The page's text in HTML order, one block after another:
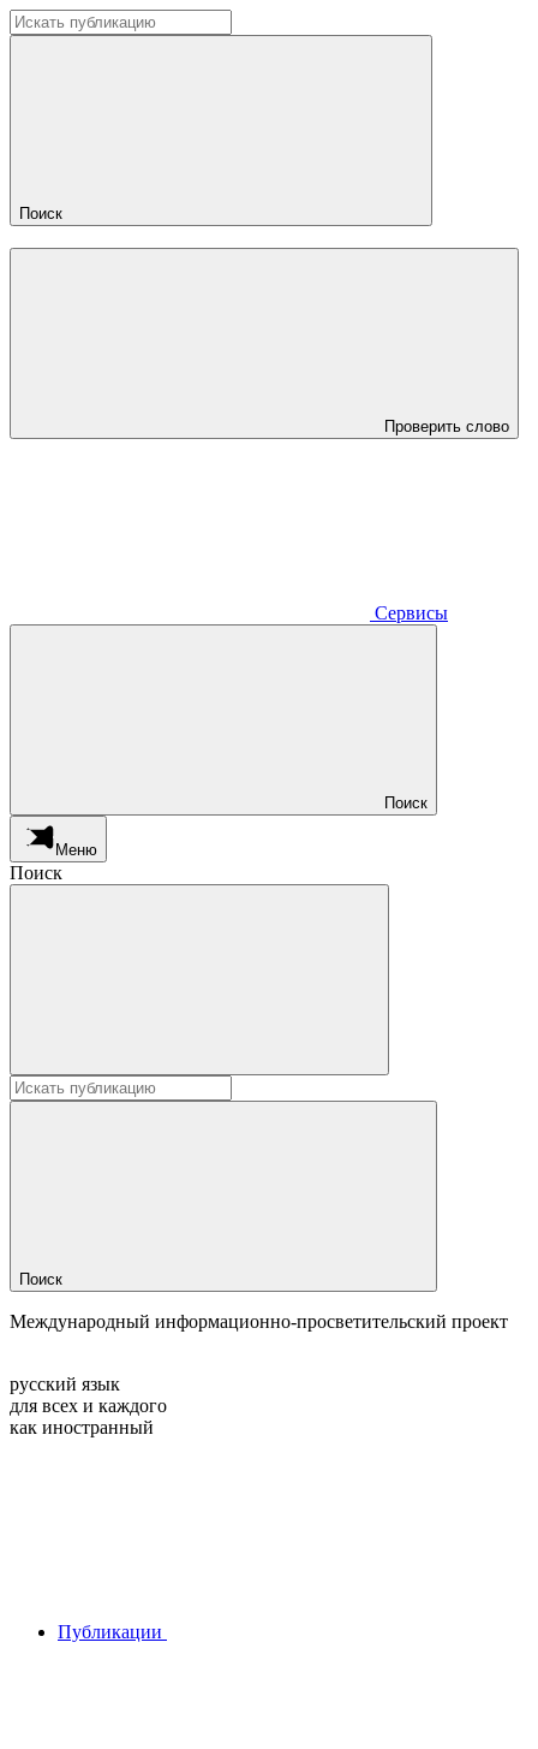
Поиск
Проверить слово
Сервисы
Поиск
Меню
Поиск
Поиск
Международный информационно-просветительский проект
русский язык
для всех и каждого
как иностранный
Публикации